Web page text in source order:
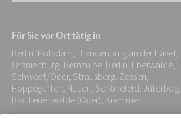
Adresse:
*
Für Sie vor Ort tätig in
Berlin, Potsdam, Brandenburg an der Havel,
Oranienburg, Bernau bei Berlin, Eberwalde,
Schwedt/Oder, Strausberg, Zossen,
Hoppegarten, Nauen, Schönefeld, Jüterbog,
Bad Ferienwalde (Oder), Kremmen